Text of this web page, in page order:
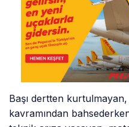
Başı dertten
kavramından